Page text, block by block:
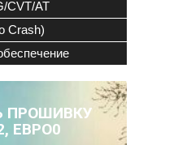
CVT/AT
Crash)
ПРОШИВКУ
ЕВРО0